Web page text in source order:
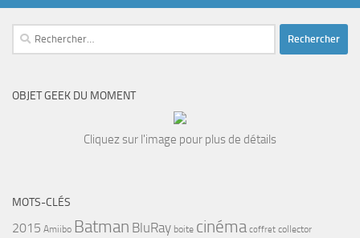
Rechercher :
OBJET GEEK DU MOMENT
Cliquez sur l'image pour plus de détails
MOTS-CLÉS
2015 Amiibo Batman BluRay boite cinéma coffret collector